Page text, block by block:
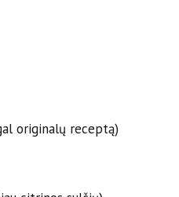
originalų receptą)